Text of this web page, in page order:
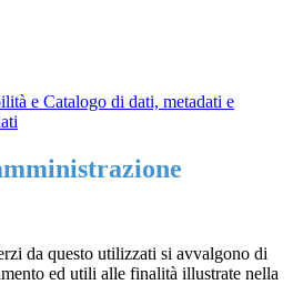
e Catalogo di dati, metadati e
da questo utilizzati si avvalgono di
ed utili alle finalità illustrate nella